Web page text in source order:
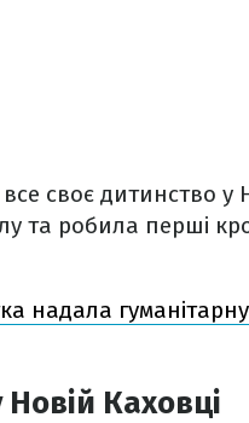
своє дитинство у
та робила перші
надала
Каховці